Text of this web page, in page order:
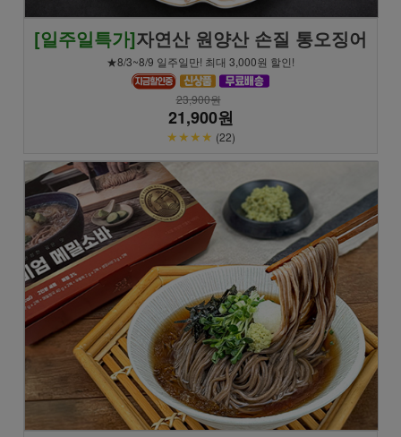
[일주일특가]자연산 원양산 손질 통오징어
★8/3~8/9 일주일만! 최대 3,000원 할인!
23,900원
21,900원
★★★★ (22)